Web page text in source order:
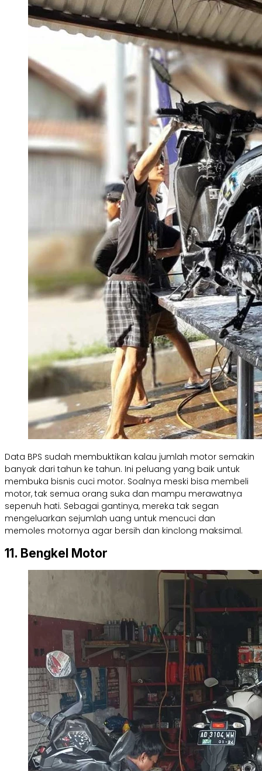
Data BPS sudah membuktikan kalau jumlah motor semakin
banyak dari tahun ke tahun. Ini peluang yang baik untuk
membuka bisnis cuci motor. Soalnya meski bisa membeli
motor, tak semua orang suka dan mampu merawatnya
sepenuh hati. Sebagai gantinya, mereka tak segan
mengeluarkan sejumlah uang untuk mencuci dan
memoles motornya agar bersih dan kinclong maksimal.
11. Bengkel Motor